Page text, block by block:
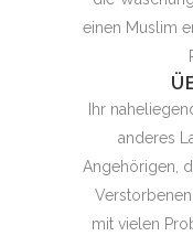
einen Muslim
Ihr
anderes
Angehörigen,
mit vielen